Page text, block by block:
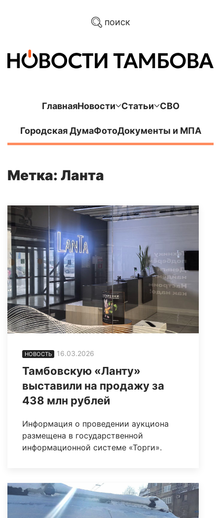
поиск
ГлавнаяНовости Статьи СВО
Городская ДумаФотоДокументы и МПА
Метка: Ланта
НОВОСТЬ 16.03.2026
Тамбовскую «Ланту»
выставили на продажу за
438 млн рублей
Информация о проведении аукциона
размещена в государственной
информационной системе «Торги».